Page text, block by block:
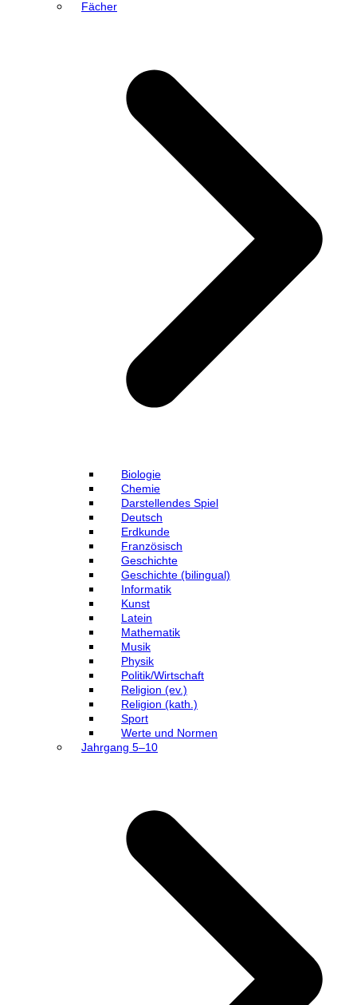
Fächer
Biologie
Chemie
Darstellendes Spiel
Deutsch
Erdkunde
Französisch
Geschichte
Geschichte (bilingual)
Informatik
Kunst
Latein
Mathematik
Musik
Physik
Politik/Wirtschaft
Religion (ev.)
Religion (kath.)
Sport
Werte und Normen
Jahrgang 5–10